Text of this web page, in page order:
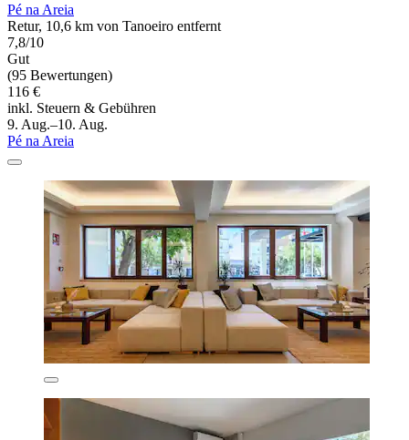
Pé na Areia
Retur, 10,6 km von Tanoeiro entfernt
7,8/10
Gut
(95 Bewertungen)
116 €
inkl. Steuern & Gebühren
9. Aug.–10. Aug.
Pé na Areia